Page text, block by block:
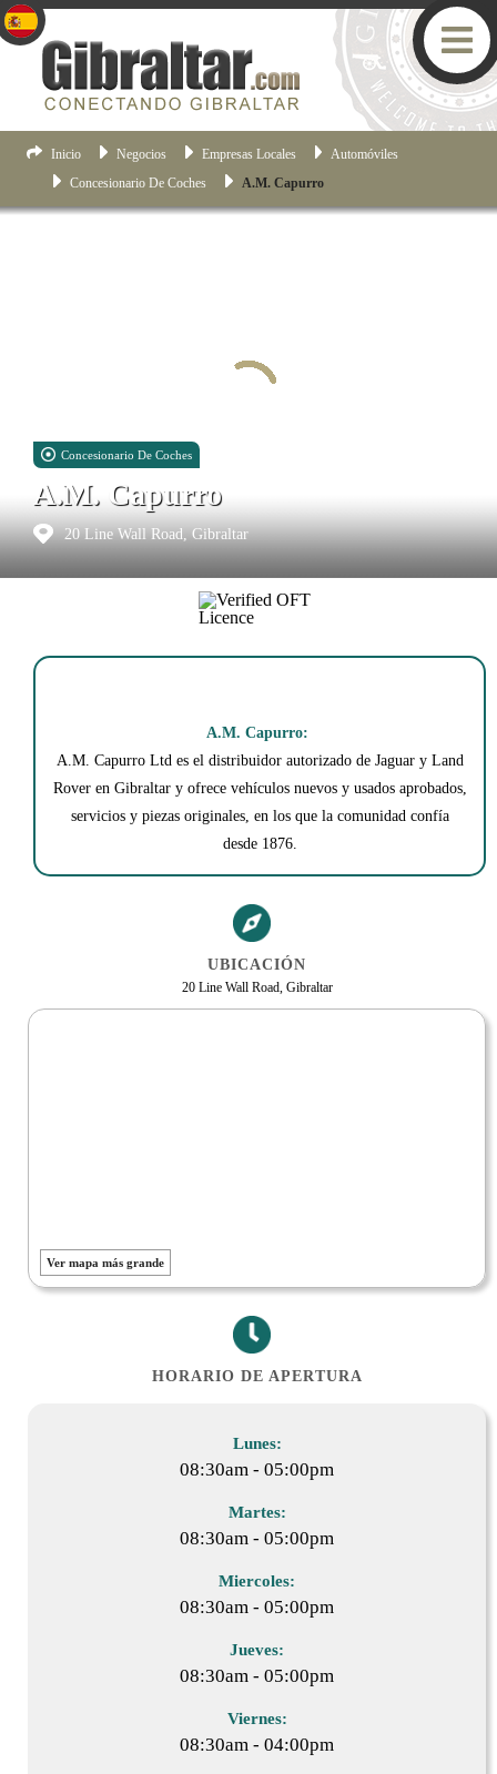
Inicio Negocios Empresas Locales
Automóviles
Concesionario De Coches
A.M. Capurro
Concesionario De Coches
A.M. Capurro
20 Line Wall Road, Gibraltar
A.M. Capurro:
A.M. Capurro Ltd es el distribuidor autorizado de Jaguar y Land
Rover en Gibraltar y ofrece vehículos nuevos y usados ​​aprobados,
servicios y piezas originales, en los que la comunidad confía
desde 1876.
UBICACIÓN
20 Line Wall Road, Gibraltar
Ver mapa más grande
HORARIO DE APERTURA
Lunes:
08:30am - 05:00pm
Martes:
08:30am - 05:00pm
Miercoles:
08:30am - 05:00pm
Jueves:
08:30am - 05:00pm
Viernes:
08:30am - 04:00pm